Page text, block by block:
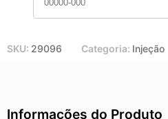
11x de R$ 14,36
SKU: 29096 Categoria: Injeção
Informações do Produto